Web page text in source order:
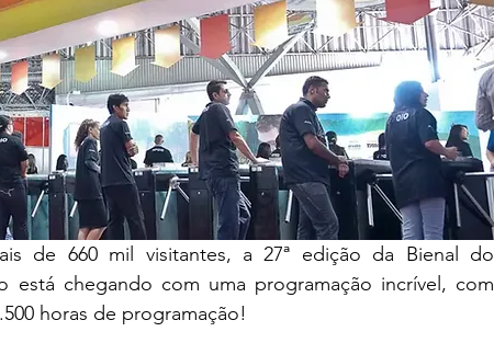
de 660 mil visitantes, a 27ª edição da Bienal do
está chegando com uma programação incrível, com
horas de programação!